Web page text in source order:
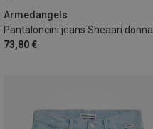
Armedangels
Pantaloncini jeans Sheaari donna
73,80 €